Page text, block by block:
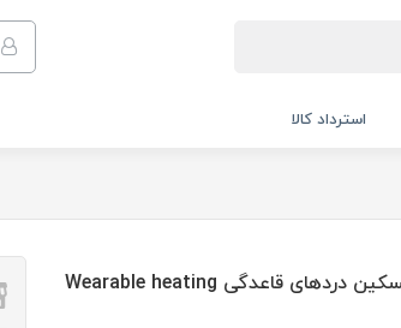
استرداد کالا
ماساژور و پد گرمایشی تسکین دردهای قاعدگی Wearable heating